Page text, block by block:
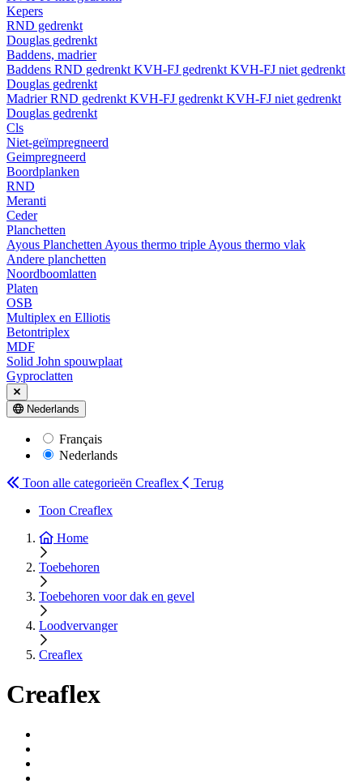
Kepers
RND gedrenkt
Douglas gedrenkt
Baddens, madrier
Baddens RND gedrenkt KVH-FJ gedrenkt KVH-FJ niet gedrenkt
Douglas gedrenkt
MadrierRND gedrenkt KVH-FJ gedrenkt KVH-FJ niet gedrenkt
Douglas gedrenkt
Cls
Niet-geïmpregneerd
Geimpregneerd
Boordplanken
RND
Meranti
Ceder
Planchetten
Ayous Planchetten Ayous thermo triple Ayous thermo vlak
Andere planchetten
Noordboomlatten
Platen
OSB
Multiplex en Elliotis
Betontriplex
MDF
Solid John spouwplaat
Gyproclatten
Nederlands
Français
Nederlands
Toon alle categorieën Creaflex
Terug
Toon Creaflex
Home
Toebehoren
Toebehoren voor dak en gevel
Loodvervanger
Creaflex
Creaflex